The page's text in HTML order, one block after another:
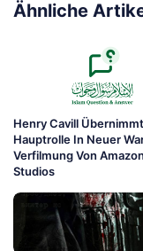
Ähnliche
Henry Cavill Übernimmt
Hauptrolle In Neuer
Verfilmung Von
Studios